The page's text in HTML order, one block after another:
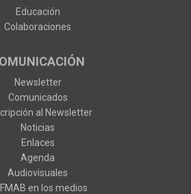
Educación
Colaboraciones
Newsletter
Comunicados
al Newsletter
Noticias
Enlaces
Agenda
Audiovisuales
FMAB en los medios